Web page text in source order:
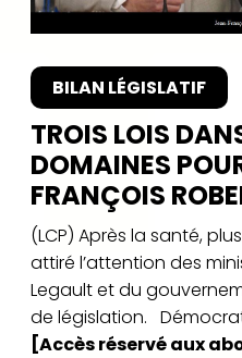
BILAN LÉGISLATIF
TROIS LOIS
DOMAINES
FRANÇOIS
(LCP) Après la santé,
attiré l’attention des
Legault et du
de législation.
[Accès réservé aux